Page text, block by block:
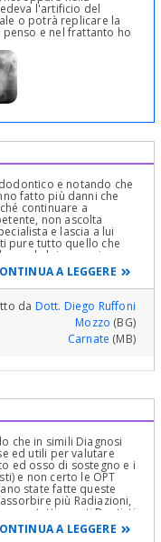
l'artificio del
o potrà replicare la
e nel frattanto ho
e notando che
fatto più danni che
continuare a
non ascolta
e lascia a lui
pure tutto quello che
vuole lei, ma poi non
estetica non gradita.
la riabilitazione sarà
farselo scrivere e
nulla sui mezzi e
promesso potrà
la ripagherà di tutto fin
fa testa sua ci saranno
A LEGGERE
da Dott. Diego Ruffoni
Mozzo (BG)
Carnate (MB)
che in simili Diagnosi
ed utili per valutare
ed osso di sostegno e i
e non certo le OPT
state fatte queste
più Radiazioni,
se tutti questi Dentisti
tre e pagare la
quindi che
A LEGGERE